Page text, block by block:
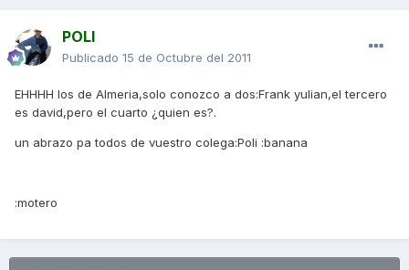
POLI
Publicado 15 de Octubre del 2011
EHHHH los de Almeria,solo conozco a dos:Frank yulian,el tercero
es david,pero el cuarto ¿quien es?.
un abrazo pa todos de vuestro colega:Poli :banana
:motero